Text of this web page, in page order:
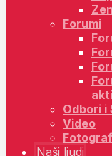
Forumi
Odbori i
Video
Naši ljudi